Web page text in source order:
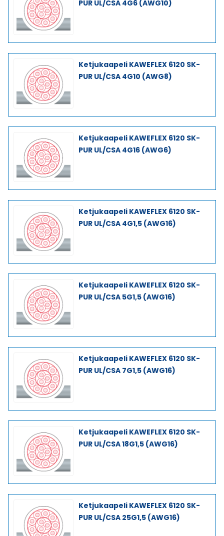
PUR UL/CSA 4G6 (AWG10)
Ketjukaapeli KAWEFLEX 6120 SK-
PUR UL/CSA 4G10 (AWG8)
Ketjukaapeli KAWEFLEX 6120 SK-
PUR UL/CSA 4G16 (AWG6)
Ketjukaapeli KAWEFLEX 6120 SK-
PUR UL/CSA 4G1,5 (AWG16)
Ketjukaapeli KAWEFLEX 6120 SK-
PUR UL/CSA 5G1,5 (AWG16)
Ketjukaapeli KAWEFLEX 6120 SK-
PUR UL/CSA 7G1,5 (AWG16)
Ketjukaapeli KAWEFLEX 6120 SK-
PUR UL/CSA 18G1,5 (AWG16)
Ketjukaapeli KAWEFLEX 6120 SK-
PUR UL/CSA 25G1,5 (AWG16)